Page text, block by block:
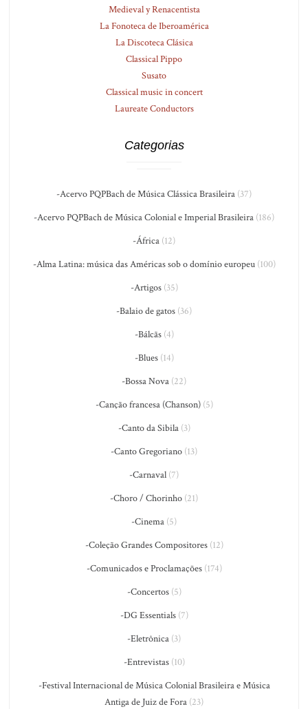
Medieval y Renacentista
La Fonoteca de Iberoamérica
La Discoteca Clásica
Classical Pippo
Susato
Classical music in concert
Laureate Conductors
Categorias
-Acervo PQPBach de Música Clássica Brasileira (37)
-Acervo PQPBach de Música Colonial e Imperial Brasileira (186)
-África (12)
-Alma Latina: música das Américas sob o domínio europeu(100)
-Artigos(35)
-Balaio de gatos (36)
-Bálcãs(4)
-Blues(14)
-Bossa Nova (22)
-Canção francesa (Chanson)(5)
-Canto da Sibila(3)
-Canto Gregoriano (13)
-Carnaval (7)
-Choro / Chorinho (21)
-Cinema (5)
-Coleção Grandes Compositores(12)
-Comunicados e Proclamações(174)
-Concertos(5)
-DG Essentials(7)
-Eletrônica (3)
-Entrevistas(10)
-Festival Internacional de Música Colonial Brasileira e Música
Antiga de Juiz de Fora (23)